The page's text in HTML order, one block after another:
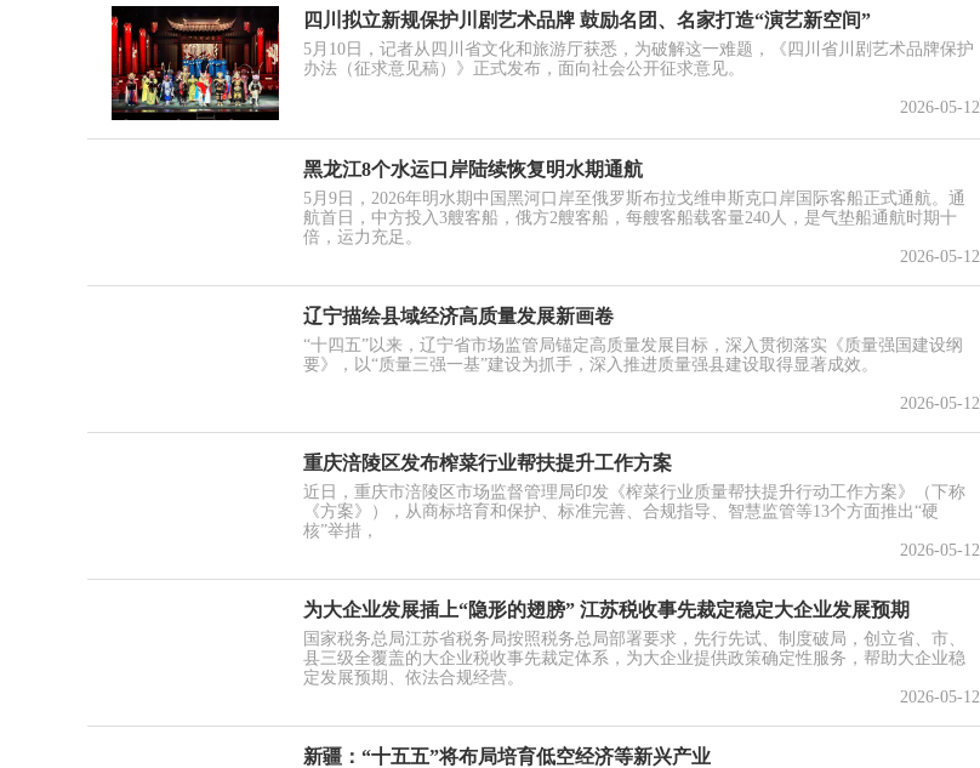
四川拟立新规保护川剧艺术品牌 鼓励名团、名家打造“演艺新空间”
5月10日，记者从四川省文化和旅游厅获悉，为破解这一难题，《四川省川剧艺术品牌保护
办法（征求意见稿）》正式发布，面向社会公开征求意见。
2026-05-12
黑龙江8个水运口岸陆续恢复明水期通航
5月9日，2026年明水期中国黑河口岸至俄罗斯布拉戈维申斯克口岸国际客船正式通航。通
航首日，中方投入3艘客船，俄方2艘客船，每艘客船载客量240人，是气垫船通航时期十
倍，运力充足。
2026-05-12
辽宁描绘县域经济高质量发展新画卷
“十四五”以来，辽宁省市场监管局锚定高质量发展目标，深入贯彻落实《质量强国建设纲
要》，以“质量三强一基”建设为抓手，深入推进质量强县建设取得显著成效。
2026-05-12
重庆涪陵区发布榨菜行业帮扶提升工作方案
近日，重庆市涪陵区市场监督管理局印发《榨菜行业质量帮扶提升行动工作方案》（下称
《方案》），从商标培育和保护、标准完善、合规指导、智慧监管等13个方面推出“硬
核”举措，
2026-05-12
为大企业发展插上“隐形的翅膀” 江苏税收事先裁定稳定大企业发展预期
国家税务总局江苏省税务局按照税务总局部署要求，先行先试、制度破局，创立省、市、
县三级全覆盖的大企业税收事先裁定体系，为大企业提供政策确定性服务，帮助大企业稳
定发展预期、依法合规经营。
2026-05-12
新疆：“十五五”将布局培育低空经济等新兴产业